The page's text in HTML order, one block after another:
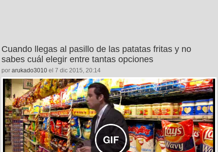
Cuando llegas al pasillo de las patatas fritas y no
sabes cuál elegir entre tantas opciones
por arukado3010 el 7 dic 2015, 20:14